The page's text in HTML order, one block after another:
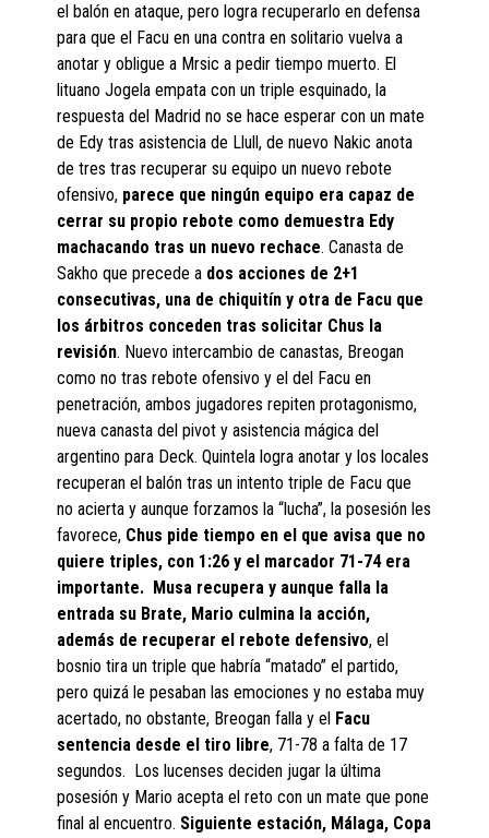
el balón en ataque, pero logra recuperarlo en defensa
para que el Facu en una contra en solitario vuelva a
anotar y obligue a Mrsic a pedir tiempo muerto. El
lituano Jogela empata con un triple esquinado, la
respuesta del Madrid no se hace esperar con un mate
de Edy tras asistencia de Llull, de nuevo Nakic anota
de tres tras recuperar su equipo un nuevo rebote
ofensivo, parece que ningún equipo era capaz de
cerrar su propio rebote como demuestra Edy
machacando tras un nuevo rechace. Canasta de
Sakho que precede a dos acciones de 2+1
consecutivas, una de chiquitín y otra de Facu que
los árbitros conceden tras solicitar Chus la
revisión. Nuevo intercambio de canastas, Breogan
como no tras rebote ofensivo y el del Facu en
penetración, ambos jugadores repiten protagonismo,
nueva canasta del pivot y asistencia mágica del
argentino para Deck. Quintela logra anotar y los locales
recuperan el balón tras un intento triple de Facu que
no acierta y aunque forzamos la “lucha”, la posesión les
favorece, Chus pide tiempo en el que avisa que no
quiere triples, con 1:26 y el marcador 71-74 era
importante. Musa recupera y aunque falla la
entrada su Brate, Mario culmina la acción,
además de recuperar el rebote defensivo, el
bosnio tira un triple que habría “matado” el partido,
pero quizá le pesaban las emociones y no estaba muy
acertado, no obstante, Breogan falla y el Facu
sentencia desde el tiro libre, 71-78 a falta de 17
segundos. Los lucenses deciden jugar la última
posesión y Mario acepta el reto con un mate que pone
final al encuentro. Siguiente estación, Málaga, Copa